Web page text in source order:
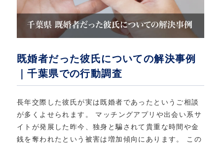
既婚者だった彼氏についての解決事例
｜千葉県での行動調査
長年交際した彼氏が実は既婚者であったというご相談
が多くよせられます。 マッチングアプリや出会い系サ
イトが発展した昨今、独身と騙されて貴重な時間や金
銭を奪われたという被害は増加傾向にあります。 この